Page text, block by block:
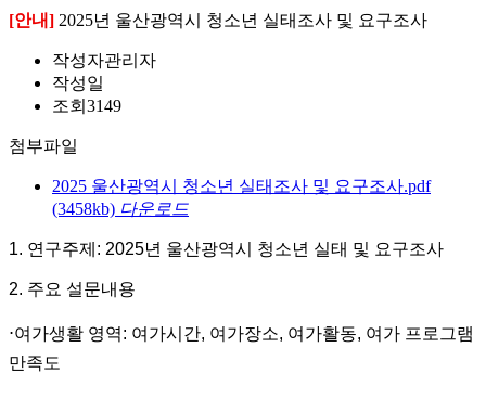
[안내] 2025년 울산광역시 청소년 실태조사 및 요구조사
작성자관리자
작성일
조회 3149
첨부파일
2025 울산광역시 청소년 실태조사 및 요구조사.pdf
(3458kb) 다운로드
1. 연구주제: 2025년 울산광역시 청소년 실태 및 요구조사
2. 주요 설문내용
⋅여가생활 영역: 여가시간, 여가장소, 여가활동, 여가 프로그램
만족도